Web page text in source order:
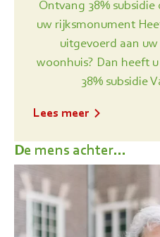
Ontvang 38%
uw rijksmonument
uitgevoerd aan
woonhuis? Dan heeft
38% subsidie
Lees meer
De mens achter...